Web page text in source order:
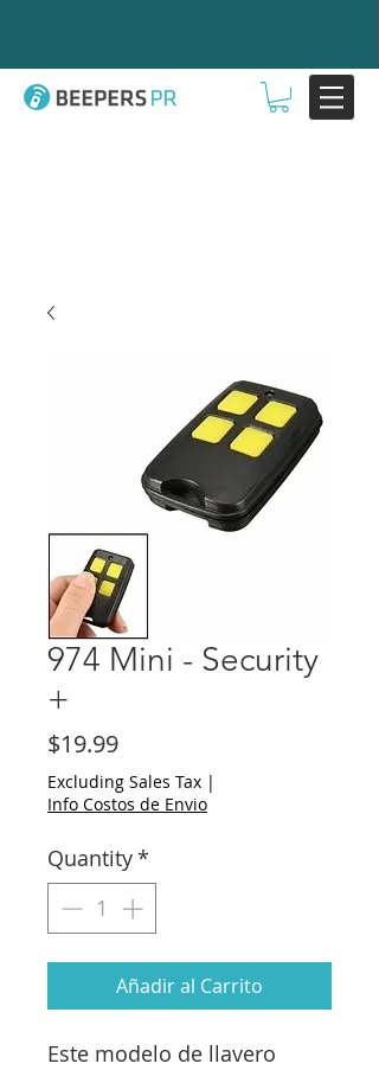
974 Mini - Security
+
$19.99Price
Excluding Sales Tax |
Info Costos de Envio
Quantity*
Añadir al Carrito
Este modelo de llavero